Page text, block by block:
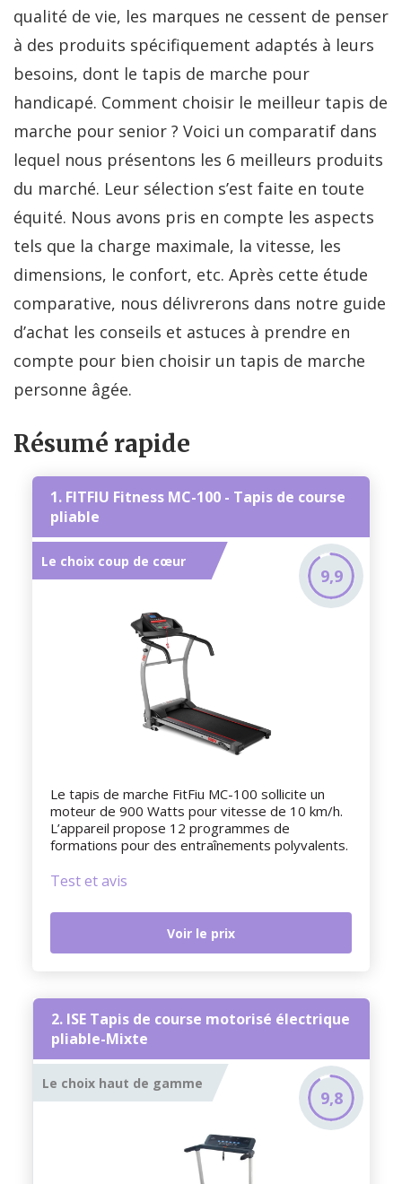
qualité de vie, les marques ne cessent de penser
à des produits spécifiquement adaptés à leurs
besoins, dont le tapis de marche pour
handicapé. Comment choisir le meilleur tapis de
marche pour senior ? Voici un comparatif dans
lequel nous présentons les 6 meilleurs produits
du marché. Leur sélection s’est faite en toute
équité. Nous avons pris en compte les aspects
tels que la charge maximale, la vitesse, les
dimensions, le confort, etc. Après cette étude
comparative, nous délivrerons dans notre guide
d’achat les conseils et astuces à prendre en
compte pour bien choisir un tapis de marche
personne âgée.
Résumé rapide
1. FITFIU Fitness MC-100 - Tapis de course
pliable
Le choix coup de cœur
9,9
Le tapis de marche FitFiu MC-100 sollicite un
moteur de 900 Watts pour vitesse de 10 km/h.
L’appareil propose 12 programmes de
formations pour des entraînements polyvalents.
Test et avis
Voir le prix
2. ISE Tapis de course motorisé électrique
pliable-Mixte
Le choix haut de gamme
9,8